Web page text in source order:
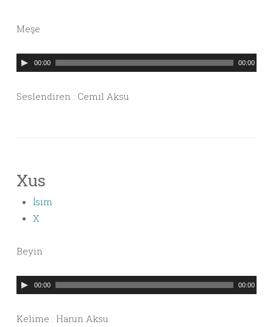
Meşe
Ses
00:00 00:00
Seslendiren : Cemil Aksu
Xus
İsim
X
Beyin
Ses
00:00 00:00
Kelime : Harun Aksu